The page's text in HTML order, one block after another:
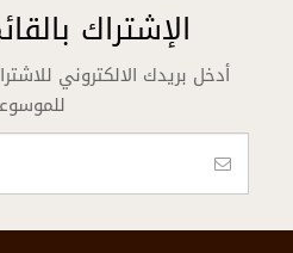
الإشتراك
أدخل بريدك الالكتروني